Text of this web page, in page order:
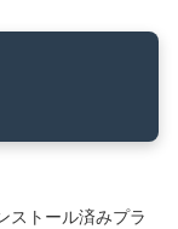
トール済みプラ